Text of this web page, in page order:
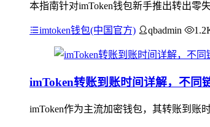
本指南针对imToken钱包新手推出转出零
imtoken钱包(中国官方) qbadmin
imToken转账到账时间详解，不同
imToken作为主流加密钱包，其转账到账